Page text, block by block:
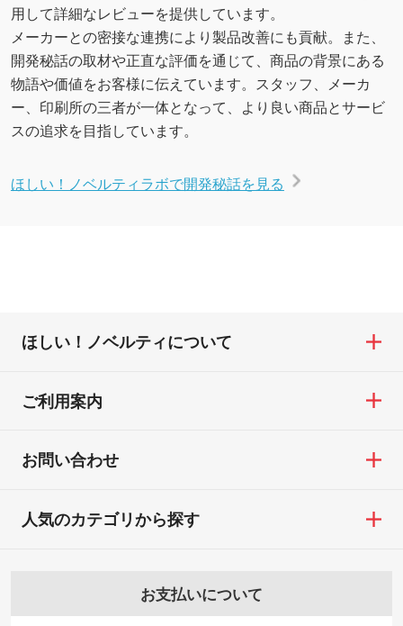
用して詳細なレビューを提供しています。
メーカーとの密接な連携により製品改善にも貢献。また、
開発秘話の取材や正直な評価を通じて、商品の背景にある
物語や価値をお客様に伝えています。スタッフ、メーカ
ー、印刷所の三者が一体となって、より良い商品とサービ
スの追求を目指しています。
ほしい！ノベルティラボで開発秘話を見る
ほしい！ノベルティについて
ご利用案内
お問い合わせ
お支払いについて
人気のカテゴリから探す